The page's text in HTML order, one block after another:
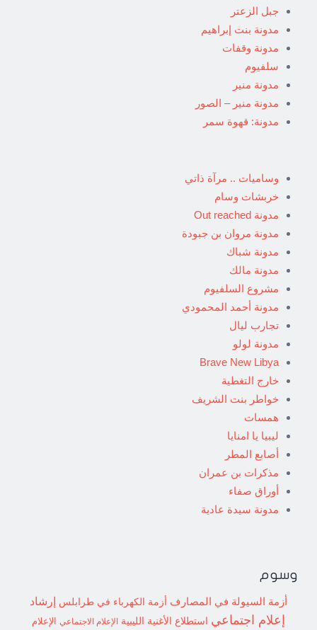
جبل الزعتر
مدونة بنت إبراهيم
مدونة وقفات
سلفيوم
مدونة منير
مدونة منير – الصور
مدونة: قهوة سمر
وساميات .. مرآة ذاتي
خربشات وسام
مدونة Out reached
مدونة مروان بن جبودة
مدونة شباك
مدونة مالك
مشروع السلفيوم
مدونة أحمد المحمودي
تجارب ليال
مدونة لولو
Brave New Libya
خارج التغطية
خواطر بنت الشريف
همسات
ليبيا يا امنايا
أصابع المطر
مذكرات بن عمران
أوراق صفاء
مدونة سيدة عادية
وسوم
أزمة السيولة في المصارف أزمة الكهرباء في طرابلس إرشاد
إعلام اجتماعي استطلاع الأغنية الليبية الإعلام الاجتماعي
الإعلام